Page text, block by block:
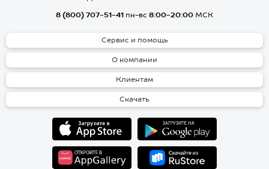
8 (800) 707-51-41 пн-вс 8:00-20:00 МСК
Сервис и помощь
О компании
Клиентам
Скачать